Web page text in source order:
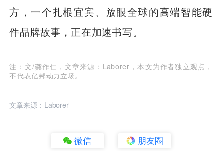
方，一个扎根宜宾、放眼全球的高端智能硬
件品牌故事，正在加速书写。
注：文/龚作仁，文章来源：Laborer，本文为作者独立观点，
不代表亿邦动力立场。
文章来源：Laborer
微信 朋友圈